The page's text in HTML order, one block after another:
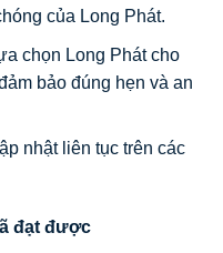
của Long Phát.
chọn Long Phát cho
bảo đúng hẹn và an
nhật liên tục trên các
đạt được